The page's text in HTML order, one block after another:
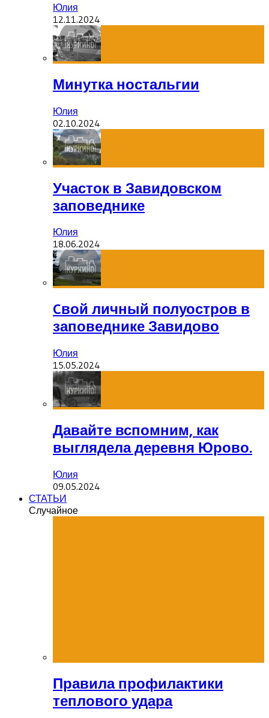
Юлия
12.11.2024
Минутка ностальгии
Юлия
02.10.2024
Участок в Завидовском
заповеднике
Юлия
18.06.2024
Cвой личный полуостров в
заповеднике Завидово
Юлия
15.05.2024
Давайте вспомним, как
выглядела деревня Юрово.
Юлия
09.05.2024
СТАТЬИ
Случайное
Правила профилактики
теплового удара